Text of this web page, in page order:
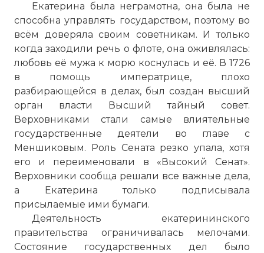
Екатерина была неграмотна, она была не
способна управлять государством, поэтому во
всём доверяла своим советникам. И только
когда заходили речь о флоте, она оживлялась:
любовь её мужа к морю коснулась и её. В 1726
в помощь императрице, плохо
разбирающейся в делах, был создан высший
орган власти Высший тайный совет.
Верховниками стали самые влиятельные
государственные деятели во главе с
Меншиковым. Роль Сената резко упала, хотя
его и переименовали в «Высокий Сенат».
Верховники сообща решали все важные дела,
а Екатерина только подписывала
присылаемые ими бумаги.
Деятельность екатерининского
правительства ограничивалась мелочами.
Состояние государственных дел было